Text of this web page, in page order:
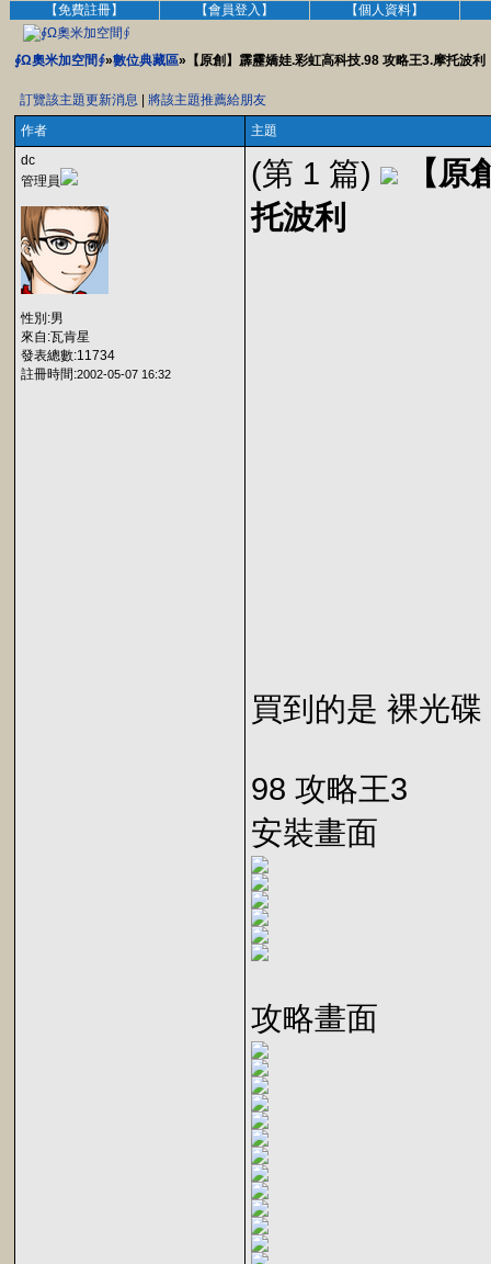
【免費註冊】 【會員登入】 【個人資料】
∮Ω奧米加空間∮»數位典藏區»【原創】霹靂嬌娃.彩虹高科技.98 攻略王3.摩托波利
訂覽該主題更新消息
將該主題推薦給朋友
作者
主題
dc
管理員
性別:男
來自:瓦肯星
發表總數:11734
註冊時間:2002-05-07 16:32
(第 1 篇)
【
托波利
買到的是 裸光
98 攻略王3
安裝畫面
攻略畫面